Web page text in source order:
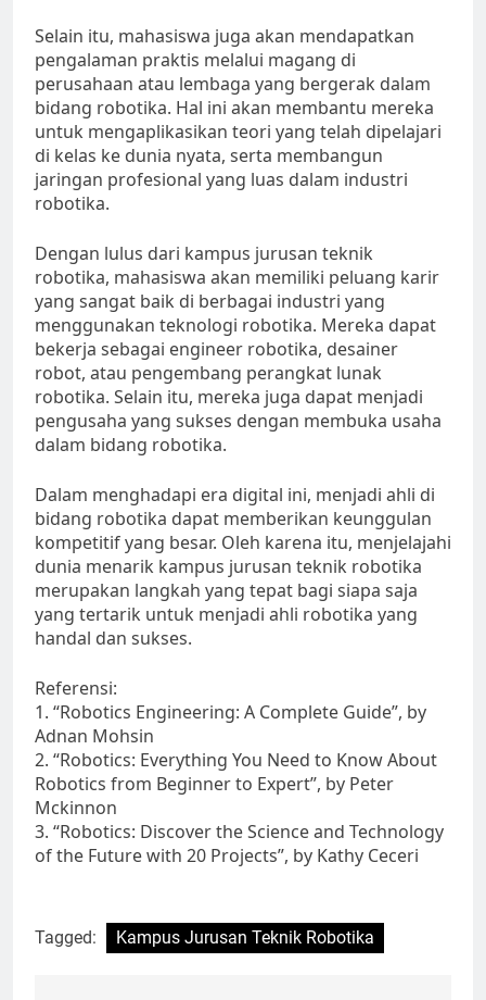
Selain itu, mahasiswa juga akan mendapatkan
pengalaman praktis melalui magang di
perusahaan atau lembaga yang bergerak dalam
bidang robotika. Hal ini akan membantu mereka
untuk mengaplikasikan teori yang telah dipelajari
di kelas ke dunia nyata, serta membangun
jaringan profesional yang luas dalam industri
robotika.
Dengan lulus dari kampus jurusan teknik
robotika, mahasiswa akan memiliki peluang karir
yang sangat baik di berbagai industri yang
menggunakan teknologi robotika. Mereka dapat
bekerja sebagai engineer robotika, desainer
robot, atau pengembang perangkat lunak
robotika. Selain itu, mereka juga dapat menjadi
pengusaha yang sukses dengan membuka usaha
dalam bidang robotika.
Dalam menghadapi era digital ini, menjadi ahli di
bidang robotika dapat memberikan keunggulan
kompetitif yang besar. Oleh karena itu, menjelajahi
dunia menarik kampus jurusan teknik robotika
merupakan langkah yang tepat bagi siapa saja
yang tertarik untuk menjadi ahli robotika yang
handal dan sukses.
Referensi:
1. “Robotics Engineering: A Complete Guide”, by
Adnan Mohsin
2. “Robotics: Everything You Need to Know About
Robotics from Beginner to Expert”, by Peter
Mckinnon
3. “Robotics: Discover the Science and Technology
of the Future with 20 Projects”, by Kathy Ceceri
Tagged: Kampus Jurusan Teknik Robotika